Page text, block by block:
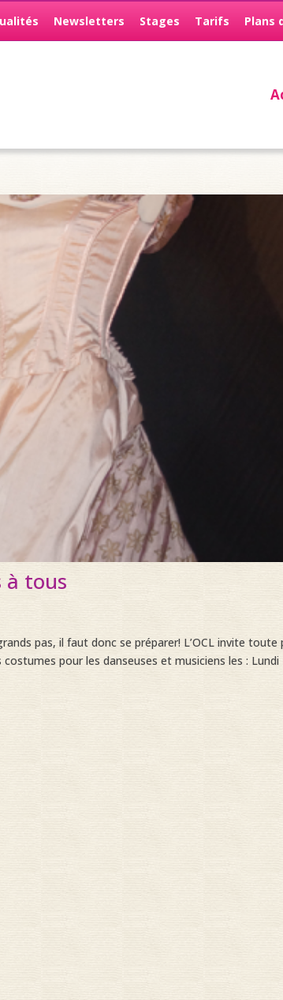
Newsletters Stages Tarifs Plans
à tous
pas, il faut donc se préparer! L’OCL invite toute
pour les danseuses et musiciens les : Lundi